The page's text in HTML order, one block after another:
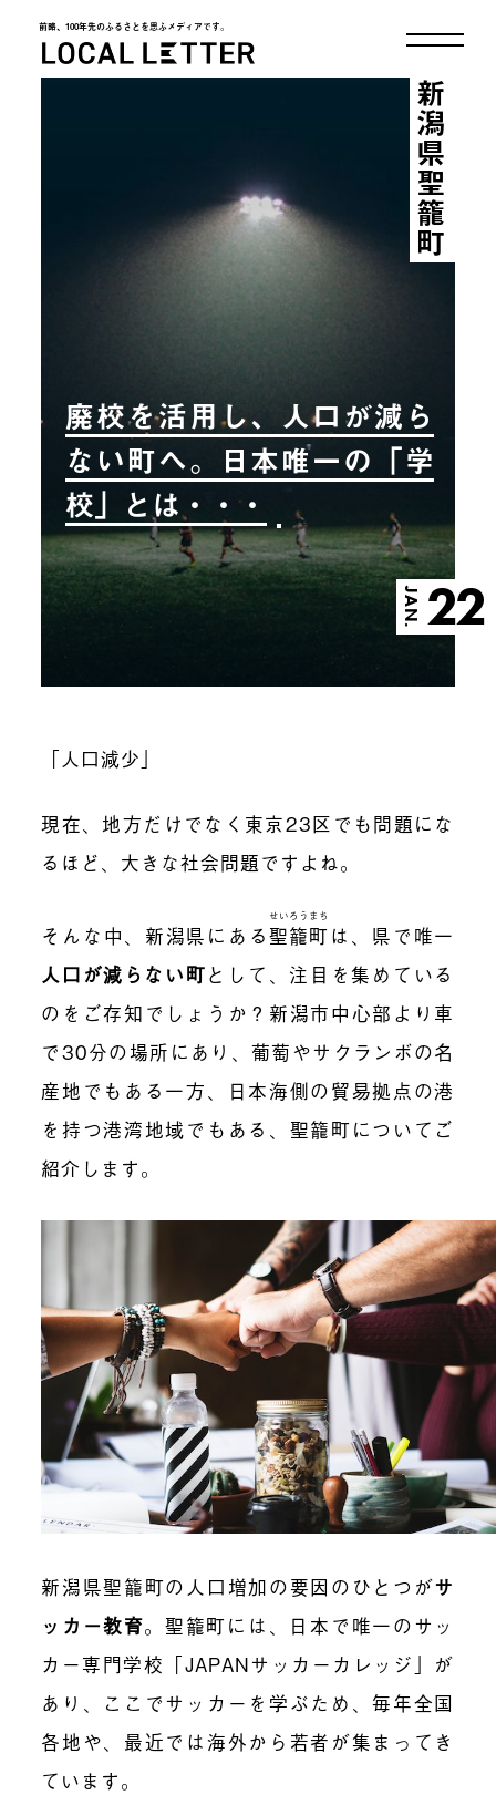
前略、100年先のふるさとを思ふメディアです。
LOCAL LETTER
廃校を活用し、人口が減ら
ない町へ。日本唯一の「学
校」とは・・・
JAN. 22
新潟県聖籠町
「人口減少」
現在、地方だけでなく東京23区でも問題にな
るほど、大きな社会問題ですよね。
そんな中、新潟県にある聖籠町
せいろうまち
は、県で唯一
人口が減らない町として、注目を集めている
のをご存知でしょうか？新潟市中心部より車
で30分の場所にあり、葡萄やサクランボの名
産地でもある一方、日本海側の貿易拠点の港
を持つ港湾地域でもある、聖籠町についてご
紹介します。
新潟県聖籠町の人口増加の要因のひとつがサ
ッカー教育。聖籠町には、日本で唯一のサッ
カー専門学校「JAPANサッカーカレッジ」が
あり、ここでサッカーを学ぶため、毎年全国
各地や、最近では海外から若者が集まってき
ています。